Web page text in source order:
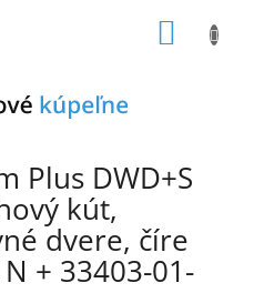
Plus DWD+S
kút,
dvere, číre
+ 33403-01-